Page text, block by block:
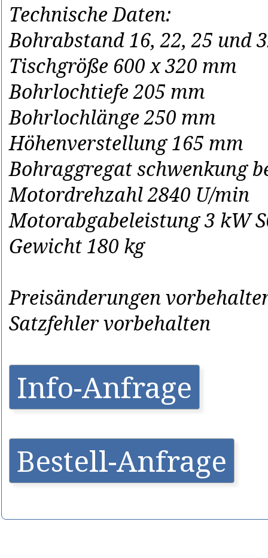
Technische Daten:
Bohrabstand 16, 22, 25 und
Tischgröße 600 x 320 mm
Bohrlochtiefe 205 mm
Bohrlochlänge 250 mm
Höhenverstellung 165 mm
Bohraggregat schwenkung
Motordrehzahl 2840 U/min
Motorabgabeleistung 3 kW
Gewicht 180 kg
Preisänderungen
Satzfehler vorbehalten
Info-Anfrage
Bestell-Anfrage